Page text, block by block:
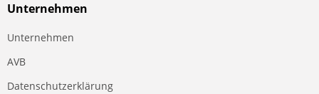
Unternehmen
Unternehmen
AVB
Datenschutzerklärung